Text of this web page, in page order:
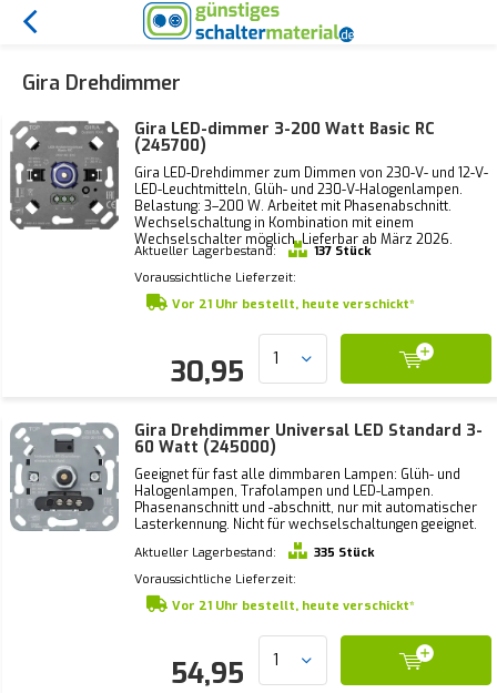
Gira Drehdimmer
Gira LED-dimmer 3-200 Watt Basic RC
(245700)
Gira LED-Drehdimmer zum Dimmen von 230-V- und 12-V-
LED-Leuchtmitteln, Glüh- und 230-V-Halogenlampen.
Belastung: 3–200 W. Arbeitet mit Phasenabschnitt.
Wechselschaltung in Kombination mit einem
Wechselschalter möglich. Lieferbar ab März 2026.
Aktueller Lagerbestand:
137 Stück
Voraussichtliche Lieferzeit:
Vor 21 Uhr bestellt, heute verschickt*
30,95
Gira Drehdimmer Universal LED Standard 3-
60 Watt (245000)
Geeignet für fast alle dimmbaren Lampen: Glüh- und
Halogenlampen, Trafolampen und LED-Lampen.
Phasenanschnitt und -abschnitt, nur mit automatischer
Lasterkennung. Nicht für wechselschaltungen geeignet.
Aktueller Lagerbestand:
335 Stück
Voraussichtliche Lieferzeit:
Vor 21 Uhr bestellt, heute verschickt*
54,95